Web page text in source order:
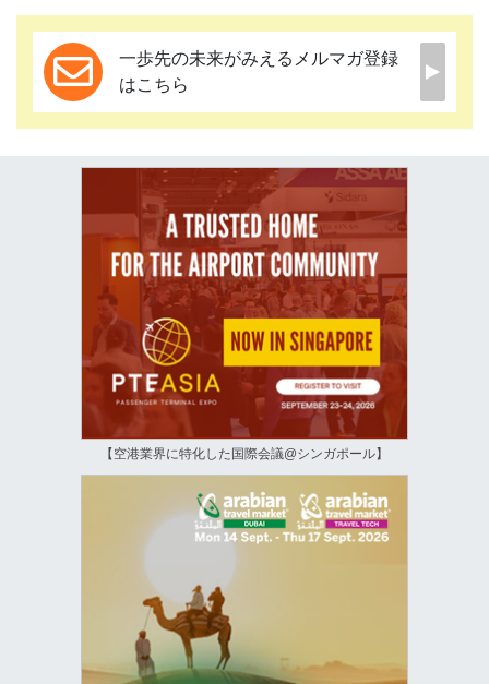
一歩先の未来がみえるメルマガ登録
はこちら
【空港業界に特化した国際会議@シンガポール】